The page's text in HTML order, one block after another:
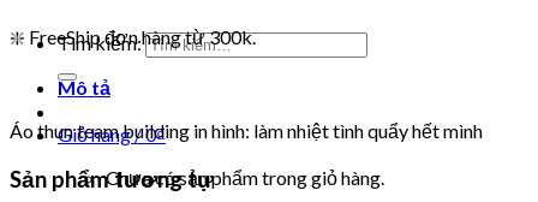
Tìm kiếm:
Giỏ hàng /0₫
Chưa có sản phẩm trong giỏ hàng.
❇️ FreeShip đơn hàng từ 300k.
Mô tả
Áo thun team building in hình: làm nhiệt tình quẩy hết mình
Sản phẩm tương tự